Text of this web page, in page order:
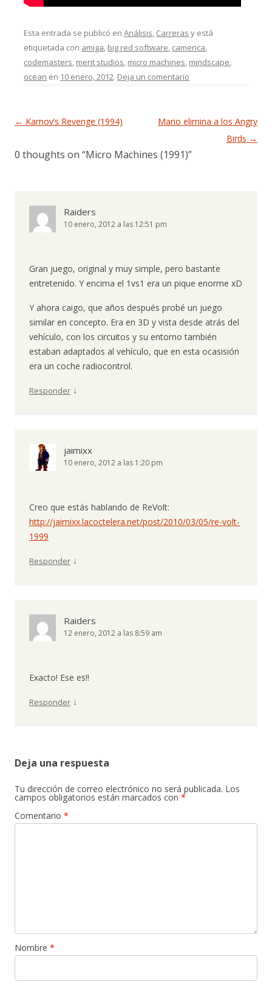
Esta entrada se publicó enAnálisis, Carreras y está
etiquetada con amiga, big red software, camerica,
codemasters, merit studios, micro machines, mindscape,
ocean en 10 enero, 2012. Deja un comentario
Navegación de entradas
← Karnov’s Revenge (1994)
Mario elimina a los Angry
Birds →
0 thoughts on “Micro Machines (1991)”
Raiders
10 enero, 2012 a las 12:51 pm
Gran juego, original y muy simple, pero bastante
entretenido. Y encima el 1vs1 era un pique enorme xD
Y ahora caigo, que años después probé un juego
similar en concepto. Era en 3D y vista desde atrás del
vehículo, con los circuitos y su entorno también
estaban adaptados al vehículo, que en esta ocasisión
era un coche radiocontrol.
Responder ↓
jaimixx
10 enero, 2012 a las 1:20 pm
Creo que estás hablando de ReVolt:
http://jaimixx.lacoctelera.net/post/2010/03/05/re-volt-
1999
Responder ↓
Raiders
12 enero, 2012 a las 8:59 am
Exacto! Ese es!!
Responder ↓
Deja una respuesta
Tu dirección de correo electrónico no será publicada. Los
campos obligatorios están marcados con *
Comentario *
Nombre *